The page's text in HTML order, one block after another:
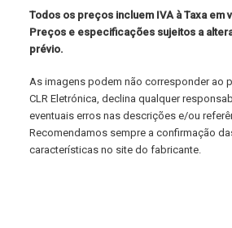
Todos os preços incluem IVA à Taxa em
Preços e especificações sujeitos a
prévio.
As imagens podem não corresponder ao
CLR Eletrónica, declina qualquer
eventuais erros nas descrições e/ou
Recomendamos sempre a confirmação
características no site do fabricante.